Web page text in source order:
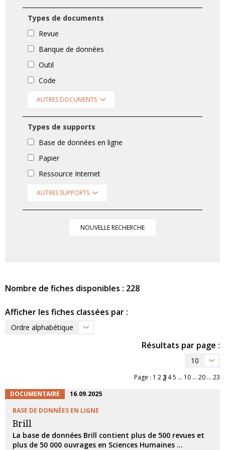
Types de documents
Revue
Banque de données
Outil
Code
AUTRES DOCUMENTS
Types de supports
Base de données en ligne
Papier
Ressource Internet
AUTRES SUPPORTS
NOUVELLE RECHERCHE
Nombre de fiches disponibles : 228
Afficher les fiches classées par :
Ordre alphabétique
Résultats par page :
10
Page : 1 2 3 45 ... 10 ... 20 ... 23
DOCUMENTAIRE
16.09.2025
BASE DE DONNÉES EN LIGNE
Brill
La base de données Brill contient plus de 500 revues et
plus de 50 000 ouvrages en Sciences Humaines ...